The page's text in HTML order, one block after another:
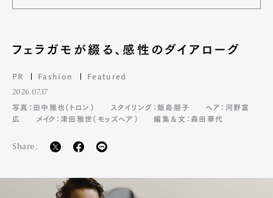
フェラガモが綴る、感性のダイアローグ
PR Fashion Featured
2026.07.17
写真：田中雅也（トロン）
スタイリング：飯島朋子
ヘア：河野富
広
メイク：津田雅世（モッズヘア） 編集＆文：森田華代
Share: